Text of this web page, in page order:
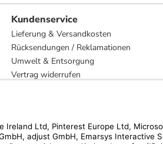
Kundenservice
Lieferung & Versandkosten
Rücksendungen / Reklamationen
Umwelt & Entsorgung
Vertrag widerrufen